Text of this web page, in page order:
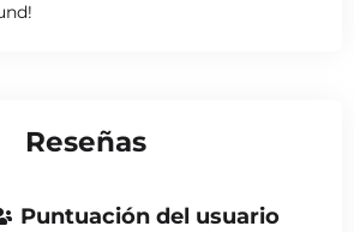
Reseñas
Puntuación del usuario